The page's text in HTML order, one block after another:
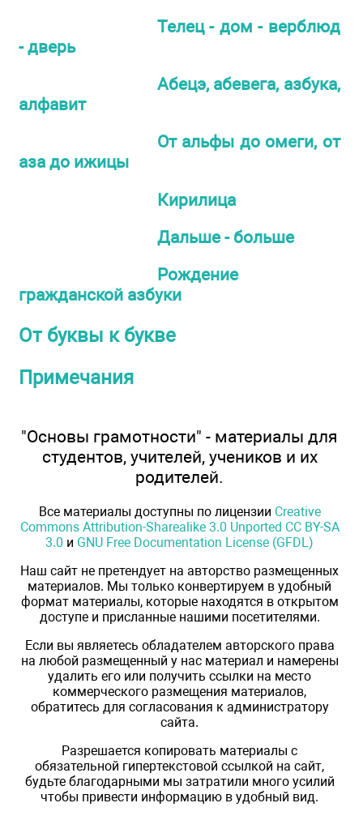
Телец - дом - верблюд
- дверь
Абецэ, абевега, азбука,
алфавит
От альфы до омеги, от
аза до ижицы
Кирилица
Дальше - больше
Рождение
гражданской азбуки
От буквы к букве
Примечания
"Основы грамотности" - материалы для
студентов, учителей, учеников и их
родителей.
Все материалы доступны по лицензии Creative
Commons Attribution-Sharealike 3.0 Unported CC BY-SA
3.0 и GNU Free Documentation License (GFDL)
Наш сайт не претендует на авторство размещенных
материалов. Мы только конвертируем в удобный
формат материалы, которые находятся в открытом
доступе и присланные нашими посетителями.
Если вы являетесь обладателем авторского права
на любой размещенный у нас материал и намерены
удалить его или получить ссылки на место
коммерческого размещения материалов,
обратитесь для согласования к администратору
сайта.
Разрешается копировать материалы с
обязательной гипертекстовой ссылкой на сайт,
будьте благодарными мы затратили много усилий
чтобы привести информацию в удобный вид.